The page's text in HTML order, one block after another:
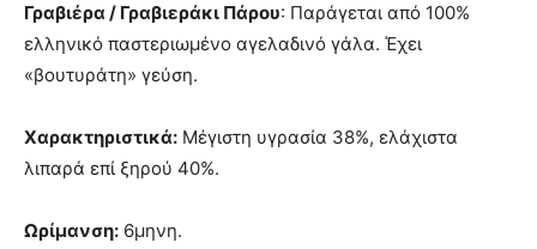
Γραβιέρα / Γραβιεράκι Πάρου: Παράγεται από 100%
ελληνικό παστεριωμένο αγελαδινό γάλα. Έχει
«βουτυράτη» γεύση.
Χαρακτηριστικά: Μέγιστη υγρασία 38%, ελάχιστα
λιπαρά επί ξηρού 40%.
Ωρίμανση: 6μηνη.